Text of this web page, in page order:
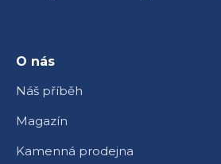
O nás
Náš příběh
Magazín
Kamenná prodejna